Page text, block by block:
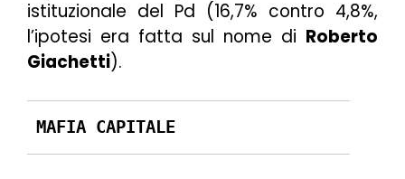
istituzionale del Pd (16,7% contro 4,8%,
l’ipotesi era fatta sul nome di Roberto
Giachetti).
MAFIA CAPITALE